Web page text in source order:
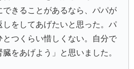
きることがあるなら、パパが
しをしてあげたいと思った。パ
つくらい惜しくない。自分で
をあげよう」と思いました。